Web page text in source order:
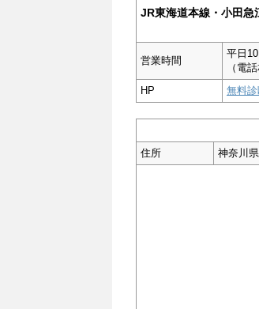
JR東海道本線・小田急
営業時間
平日
（電
HP
無料
住所
神奈川